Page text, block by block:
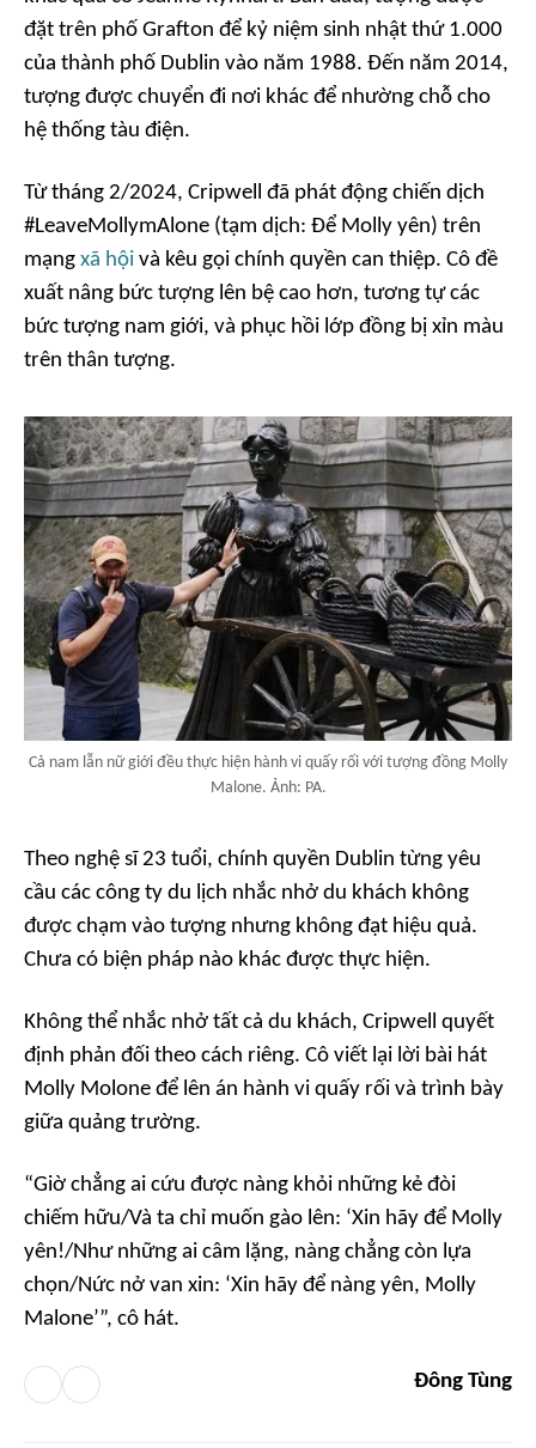
đặt trên phố Grafton để kỷ niệm sinh nhật thứ 1.000
của thành phố Dublin vào năm 1988. Đến năm 2014,
tượng được chuyển đi nơi khác để nhường chỗ cho
hệ thống tàu điện.
Từ tháng 2/2024, Cripwell đã phát động chiến dịch
#LeaveMollymAlone (tạm dịch: Để Molly yên) trên
mạng xã hội và kêu gọi chính quyền can thiệp. Cô đề
xuất nâng bức tượng lên bệ cao hơn, tương tự các
bức tượng nam giới, và phục hồi lớp đồng bị xỉn màu
trên thân tượng.
Cả nam lẫn nữ giới đều thực hiện hành vi quấy rối với tượng đồng Molly
Malone. Ảnh: PA.
Theo nghệ sĩ 23 tuổi, chính quyền Dublin từng yêu
cầu các công ty du lịch nhắc nhở du khách không
được chạm vào tượng nhưng không đạt hiệu quả.
Chưa có biện pháp nào khác được thực hiện.
Không thể nhắc nhở tất cả du khách, Cripwell quyết
định phản đối theo cách riêng. Cô viết lại lời bài hát
Molly Molone để lên án hành vi quấy rối và trình bày
giữa quảng trường.
“Giờ chẳng ai cứu được nàng khỏi những kẻ đòi
chiếm hữu/Và ta chỉ muốn gào lên: ‘Xin hãy để Molly
yên!/Như những ai câm lặng, nàng chẳng còn lựa
chọn/Nức nở van xin: ‘Xin hãy để nàng yên, Molly
Malone’”, cô hát.
Đông Tùng